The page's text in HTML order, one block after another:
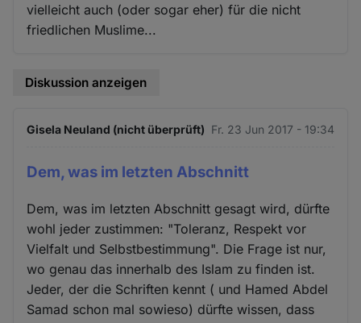
vielleicht auch (oder sogar eher) für die nicht
friedlichen Muslime...
Diskussion anzeigen
Gisela Neuland (nicht überprüft) Fr. 23 Jun 2017 - 19:34
Dem, was im letzten Abschnitt
Dem, was im letzten Abschnitt gesagt wird, dürfte
wohl jeder zustimmen: "Toleranz, Respekt vor
Vielfalt und Selbstbestimmung". Die Frage ist nur,
wo genau das innerhalb des Islam zu finden ist.
Jeder, der die Schriften kennt ( und Hamed Abdel
Samad schon mal sowieso) dürfte wissen, dass